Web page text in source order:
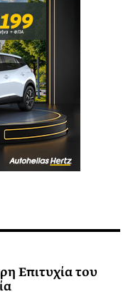
Επιτυχία του